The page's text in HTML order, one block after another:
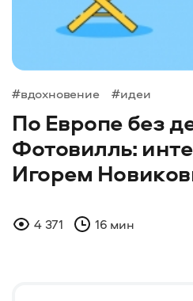
#вдохновение #идеи
По Европе без
Фотовилль:
Игорем
4 371 16 мин